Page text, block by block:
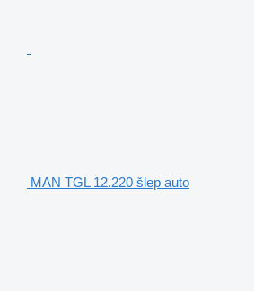
MAN TGL 12.220 šlep auto